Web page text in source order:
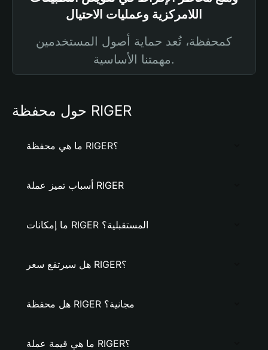
اللامركزية وعمليات الاحتيال
كمحفظة، تُعد حماية أصول المستخدمين
مهمتنا الأساسية.
حول محفظة RIGER
ما هي محفظة RIGER؟
أسباب تميز عملة RIGER
ما إمكانات RIGER المستقبلية؟
هل سيرتفع سعر RIGER؟
هل محفظة RIGER مجانية؟
ما هي قيمة عملة RIGER؟